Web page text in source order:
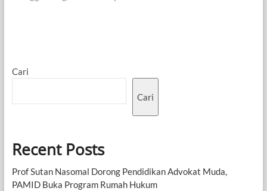
Cari
Cari
Recent Posts
Prof Sutan Nasomal Dorong Pendidikan Advokat Muda,
PAMID Buka Program Rumah Hukum